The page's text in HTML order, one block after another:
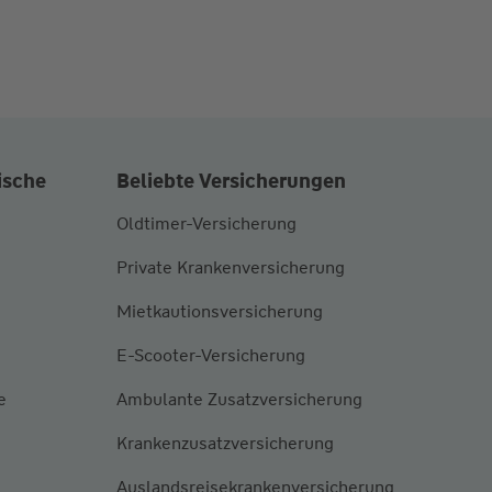
Beliebte Versicherungen
Oldtimer-Versicherung
Private Krankenversicherung
Mietkautionsversicherung
E-Scooter-Versicherung
Ambulante Zusatzversicherung
Krankenzusatzversicherung